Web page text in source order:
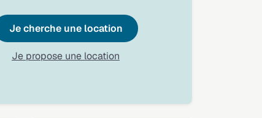
Je cherche une location
Je propose une location